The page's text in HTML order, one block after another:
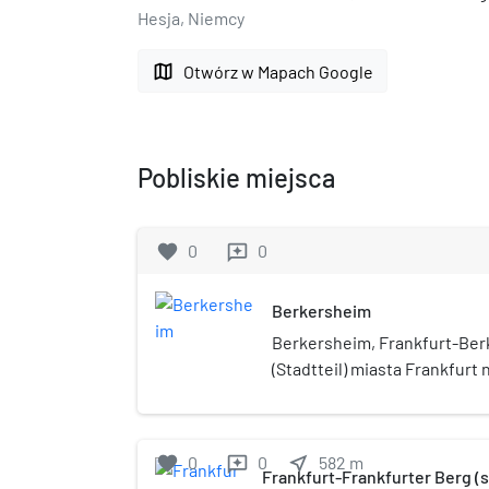
Hesja, Niemcy
map Otwórz w Mapach Google
Pobliskie miejsca
favorite 0 reviews 0
Berkersheim
Berkersheim, Frankfurt-
(Stadtteil) miasta Frankfurt
okręgu administracyjnego
Berkersheim.
favorite 0 reviews 0 near_me 582 m
Frankfurt-Frankfurter Berg